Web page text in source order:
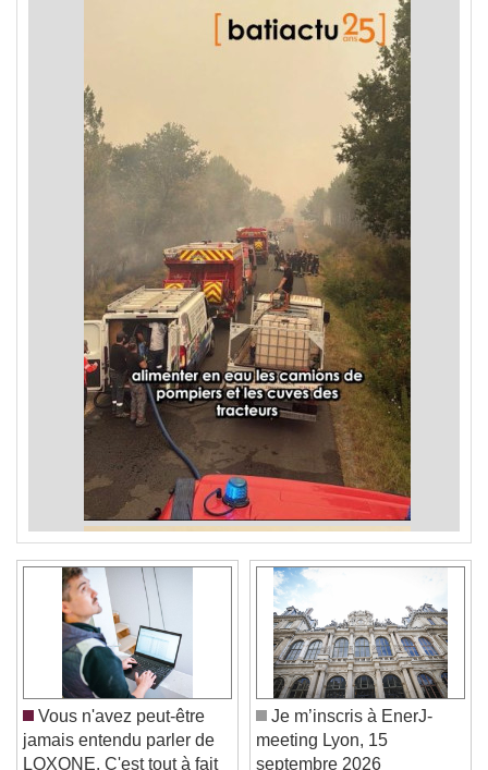
Vous n'avez peut-être
jamais entendu parler de
Je m’inscris à EnerJ-
meeting Lyon, 15